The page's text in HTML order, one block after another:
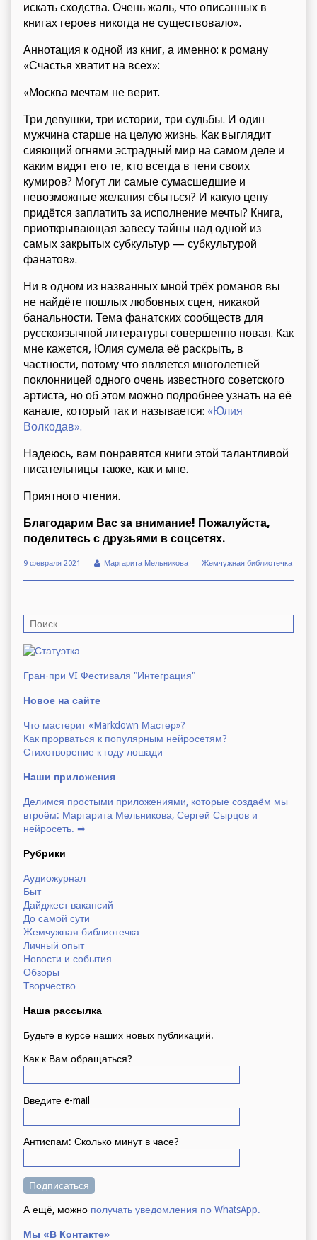
искать сходства. Очень жаль, что описанных в
книгах героев никогда не существовало».
Аннотация к одной из книг, а именно: к роману
«Счастья хватит на всех»:
«Москва мечтам не верит.
Три девушки, три истории, три судьбы. И один
мужчина старше на целую жизнь. Как выглядит
сияющий огнями эстрадный мир на самом деле и
каким видят его те, кто всегда в тени своих
кумиров? Могут ли самые сумасшедшие и
невозможные желания сбыться? И какую цену
придётся заплатить за исполнение мечты? Книга,
приоткрывающая завесу тайны над одной из
самых закрытых субкультур — субкультурой
фанатов».
Ни в одном из названных мной трёх романов вы
не найдёте пошлых любовных сцен, никакой
банальности. Тема фанатских сообществ для
русскоязычной литературы совершенно новая. Как
мне кажется, Юлия сумела её раскрыть, в
частности, потому что является многолетней
поклонницей одного очень известного советского
артиста, но об этом можно подробнее узнать на её
канале, который так и называется: «Юлия
Волкодав».
Надеюсь, вам понравятся книги этой талантливой
писательницы также, как и мне.
Приятного чтения.
Благодарим Вас за внимание! Пожалуйста,
поделитесь с друзьями в соцсетях.
9 февраля 2021 Маргарита Мельникова Жемчужная библиотечка
а
й
и
н
с
а
т
е
:
Гран-при VI Фестиваля "Интеграция"
Новое на сайте
Что мастерит «Markdown Мастер»?
Как прорваться к популярным нейросетям?
Стихотворение к году лошади
Наши приложения
Делимся простыми приложениями, которые создаём мы
втроём: Маргарита Мельникова, Сергей Сырцов и
нейросеть. ➡
Рубрики
Аудиожурнал
Быт
Дайджест вакансий
До самой сути
Жемчужная библиотечка
Личный опыт
Новости и события
Обзоры
Творчество
Наша рассылка
Будьте в курсе наших новых публикаций.
Как к Вам обращаться?
Введите e-mail
Антиспам: Сколько минут в часе?
А ещё, можно получать уведомления по WhatsApp.
Мы «В Контакте»